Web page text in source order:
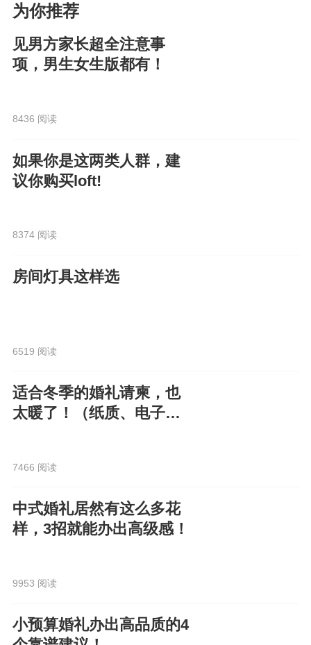
为你推荐
见男方家长超全注意事
项，男生女生版都有！
8436 阅读
如果你是这两类人群，建
议你购买loft!
8374 阅读
房间灯具这样选
6519 阅读
适合冬季的婚礼请柬，也
太暖了！（纸质、电子都
7466 阅读
中式婚礼居然有这么多花
样，3招就能办出高级感！
9953 阅读
小预算婚礼办出高品质的4